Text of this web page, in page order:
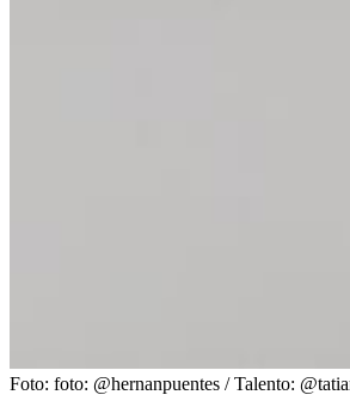
Foto: foto: @hernanpuentes / Talento: